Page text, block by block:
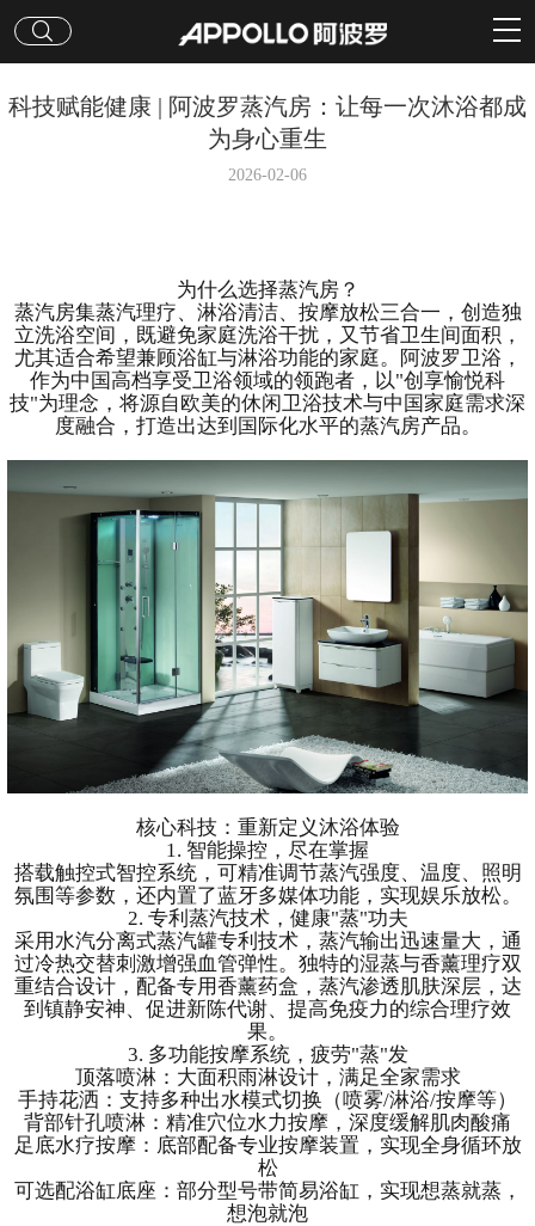
科技赋能健康 | 阿波罗蒸汽房：让每一次沐浴都成
为身心重生
2026-02-06
为什么选择蒸汽房？
蒸汽房集蒸汽理疗、淋浴清洁、按摩放松三合一，创造独
立洗浴空间，既避免家庭洗浴干扰，又节省卫生间面积，
尤其适合希望兼顾浴缸与淋浴功能的家庭。阿波罗卫浴，
作为中国高档享受卫浴领域的领跑者，以"创享愉悦科
技"为理念，将源自欧美的休闲卫浴技术与中国家庭需求深
度融合，打造出达到国际化水平的蒸汽房产品。
核心科技：重新定义沐浴体验
1. 智能操控，尽在掌握
搭载触控式智控系统，可精准调节蒸汽强度、温度、照明
氛围等参数，还内置了蓝牙多媒体功能，实现娱乐放松。
2. 专利蒸汽技术，健康"蒸"功夫
采用水汽分离式蒸汽罐专利技术，蒸汽输出迅速量大，通
过冷热交替刺激增强血管弹性。独特的湿蒸与香薰理疗双
重结合设计，配备专用香薰药盒，蒸汽渗透肌肤深层，达
到镇静安神、促进新陈代谢、提高免疫力的综合理疗效
果。
3. 多功能按摩系统，疲劳"蒸"发
顶落喷淋：大面积雨淋设计，满足全家需求
手持花洒：支持多种出水模式切换（喷雾/淋浴/按摩等）
背部针孔喷淋：精准穴位水力按摩，深度缓解肌肉酸痛
足底水疗按摩：底部配备专业按摩装置，实现全身循环放
松
可选配浴缸底座：部分型号带简易浴缸，实现想蒸就蒸，
想泡就泡